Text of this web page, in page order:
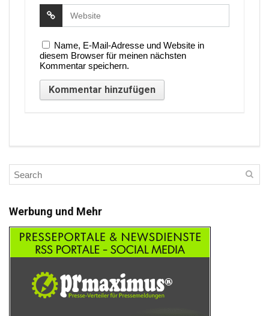
Name, E-Mail-Adresse und Website in
diesem Browser für meinen nächsten
Kommentar speichern.
Werbung und Mehr